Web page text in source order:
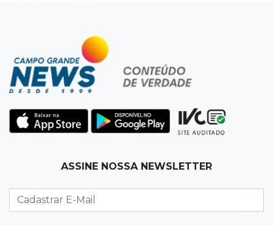
Operação
Prefeitura firma contrato de R$ 25 milhões
para tapa-buracos na Capital
Assassino é preso saindo armado de padaria
no Taveirópolis
Feriadão
só volta na próxima quarta
ASSINE NOSSA NEWSLETTER